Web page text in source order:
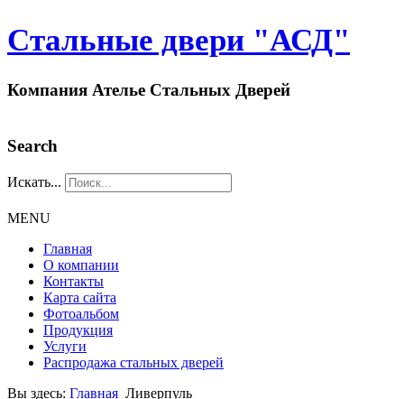
Стальные двери "АСД"
Компания Ателье Стальных Дверей
Search
Искать...
MENU
Главная
О компании
Контакты
Карта сайта
Фотоальбом
Продукция
Услуги
Распродажа стальных дверей
Вы здесь: Главная Ливерпуль